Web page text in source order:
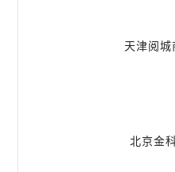
天津阅城
北京金